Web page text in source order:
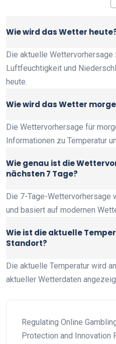
Wie wird das Wetter
Die aktuelle Wettervorhersage
Luftfeuchtigkeit und
heute.
Wie wird das Wetter
Die Wettervorhersage für
Informationen zu Temperatur
Wie genau ist die
nächsten 7 Tage?
Die 7-Tage-
und basiert auf modernen
Wie ist die aktuelle
Standort?
Die aktuelle Temperatur wird
aktueller Wetterdaten
Regulating Online
Protection and Innovation